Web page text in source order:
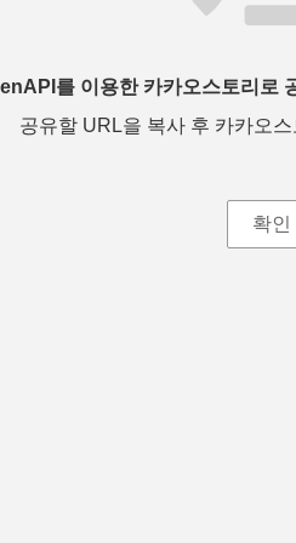
를 이용한 카카오스토리로
공유할 URL을 복사 후 카카오
확인